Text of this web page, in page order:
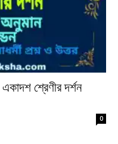
শ্রেণীর দর্শন
0